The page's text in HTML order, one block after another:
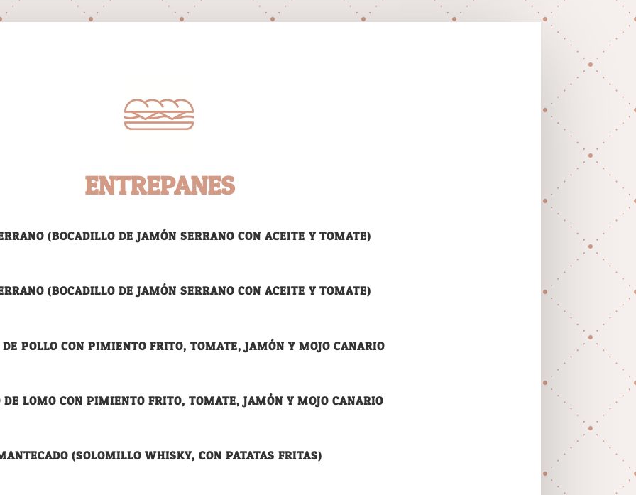
ENTREPANES
(BOCADILLO DE JAMÓN SERRANO CON ACEITE Y TOMATE)
(BOCADILLO DE JAMÓN SERRANO CON ACEITE Y TOMATE)
POLLO CON PIMIENTO FRITO, TOMATE, JAMÓN Y MOJO CANARIO
DE LOMO CON PIMIENTO FRITO, TOMATE, JAMÓN Y MOJO CANARIO
(SOLOMILLO WHISKY, CON PATATAS FRITAS)